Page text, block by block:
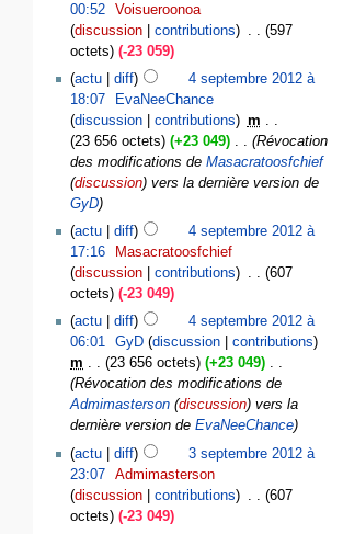
00:52
Voisueroonoa
discussion
contributions
597
octets
-23 059
actu
diff
4 septembre 2012 à
18:07
EvaNeeChance
discussion
contributions
m
23 656 octets
+23 049
Révocation
des modifications deMasacratoosfchief
(discussion) vers la dernière version de
GyD
actu
diff
4 septembre 2012 à
17:16
Masacratoosfchief
discussion
contributions
607
octets
-23 049
actu
diff
4 septembre 2012 à
06:01
GyD discussion
contributions
m
23 656 octets +23 049
Révocation des modifications de
Admimasterson (discussion) vers la
dernière version deEvaNeeChance
actu
diff
3 septembre 2012 à
23:07
Admimasterson
discussion
contributions
607
octets
-23 049